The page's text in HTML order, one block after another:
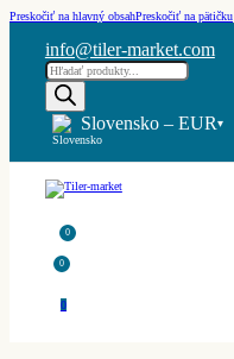
Preskočiť na hlavný obsahPreskočiť na pätičku
info@tiler-market.com
Products
search
Slovensko – EUR▾
0
0
0